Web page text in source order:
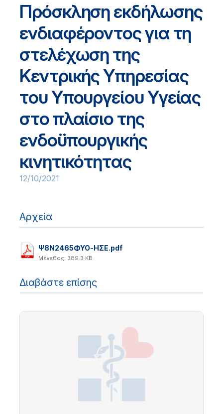
Πρόσκληση εκδήλωσης
ενδιαφέροντος για τη
στελέχωση της
Κεντρικής Υπηρεσίας
του Υπουργείου Υγείας
στο πλαίσιο της
ενδοϋπουργικής
κινητικότητας
12/10/2021
Αρχεία
Ψ8Ν2465ΦΥΟ-ΗΣΕ.pdf
Μέγεθος: 389.3 KB
Διαβάστε επίσης